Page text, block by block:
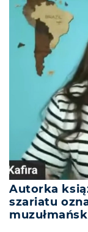
Autorka
szariatu